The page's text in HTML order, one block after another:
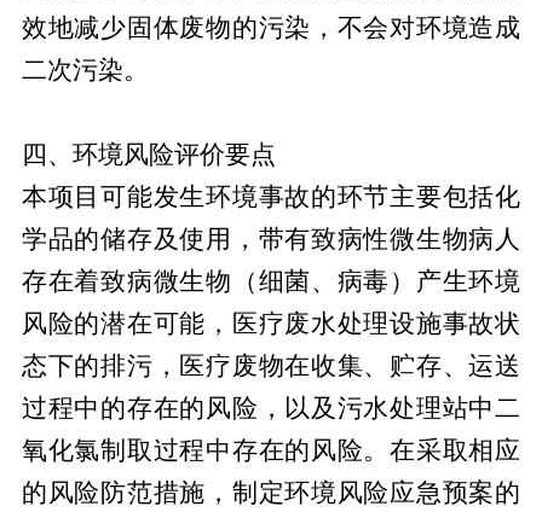
效地减少固体废物的污染，不会对环境造成
二次污染。
四、环境风险评价要点
本项目可能发生环境事故的环节主要包括化
学品的储存及使用，带有致病性微生物病人
存在着致病微生物（细菌、病毒）产生环境
风险的潜在可能，医疗废水处理设施事故状
态下的排污，医疗废物在收集、贮存、运送
过程中的存在的风险，以及污水处理站中二
氧化氯制取过程中存在的风险。在采取相应
的风险防范措施，制定环境风险应急预案的